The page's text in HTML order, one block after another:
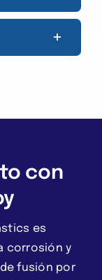
con
es
corrosión y
fusión por